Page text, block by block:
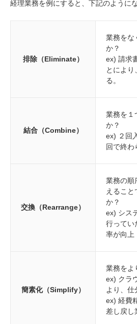
経理業務を例にすると、下記のように
排除（Eliminate）
業務をな
か？
ex) 請求
とにより
る。
結合（Combine）
業務を１
か？
ex) ２回
回で終わ
交換（Rearrange）
業務の順
えるこ
か？
ex) シス
行ってい
率が向上
簡素化（Simplify）
業務をよ
ex) クラ
より、仕
ex) 経費
差し戻し